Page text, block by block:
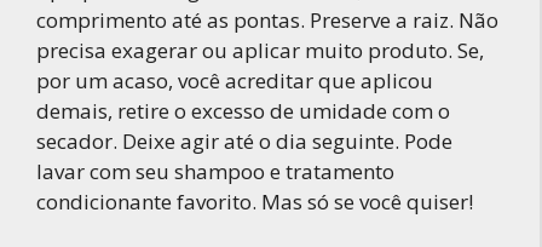
comprimento até as pontas. Preserve a raiz. Não
precisa exagerar ou aplicar muito produto. Se,
por um acaso, você acreditar que aplicou
demais, retire o excesso de umidade com o
secador. Deixe agir até o dia seguinte. Pode
lavar com seu shampoo e tratamento
condicionante favorito. Mas só se você quiser!